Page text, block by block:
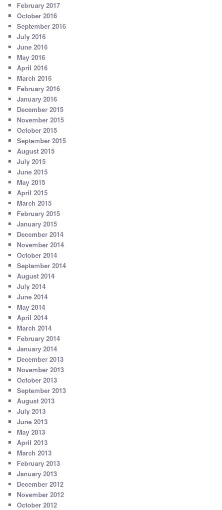
February 2017
October 2016
September 2016
July 2016
June 2016
May 2016
April 2016
March 2016
February 2016
January 2016
December 2015
November 2015
October 2015
September 2015
August 2015
July 2015
June 2015
May 2015
April 2015
March 2015
February 2015
January 2015
December 2014
November 2014
October 2014
September 2014
August 2014
July 2014
June 2014
May 2014
April 2014
March 2014
February 2014
January 2014
December 2013
November 2013
October 2013
September 2013
August 2013
July 2013
June 2013
May 2013
April 2013
March 2013
February 2013
January 2013
December 2012
November 2012
October 2012